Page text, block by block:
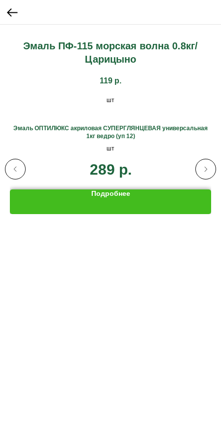
Эмаль ПФ-115 морская волна 0.8кг/
Царицыно
119 р.
шт
Эмаль ОПТИЛЮКС акриловая СУПЕРГЛЯНЦЕВАЯ универсальная
1кг ведро (уп 12)
шт
289 р.
Подробнее